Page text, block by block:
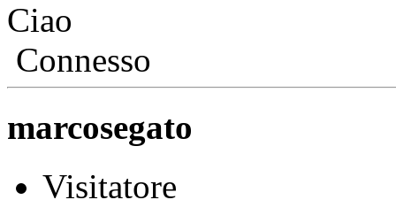
Ciao
Connesso
marcosegato
Visitatore